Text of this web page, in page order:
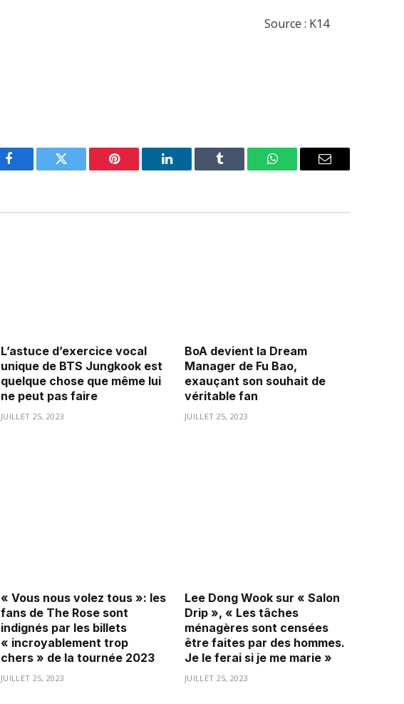
Source : K14
Facebook Twitter Pinterest LinkedIn Tumblr WhatsAppEmail
L’astuce d’exercice vocal
unique de BTS Jungkook est
quelque chose que même lui
ne peut pas faire
JUILLET 25, 2023
BoA devient la Dream
Manager de Fu Bao,
exauçant son souhait de
véritable fan
JUILLET 25, 2023
« Vous nous volez tous »: les
fans de The Rose sont
indignés par les billets
« incroyablement trop
chers » de la tournée 2023
JUILLET 25, 2023
Lee Dong Wook sur « Salon
Drip », « Les tâches
ménagères sont censées
être faites par des hommes.
Je le ferai si je me marie »
JUILLET 25, 2023